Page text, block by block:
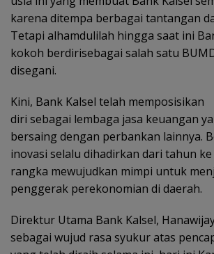
karena ditempa berbagai tantangan
Tetapi alhamdulilah hingga saat ini
kokoh berdirisebagai salah satu
disegani.
Kini, Bank Kalsel telah memposisikan
diri sebagai lembaga jasa keuangan
bersaing dengan perbankan lainnya.
inovasi selalu dihadirkan dari tahun
rangka mewujudkan mimpi untuk
penggerak perekonomian di daerah.
Direktur Utama Bank Kalsel,
sebagai wujud rasa syukur atas